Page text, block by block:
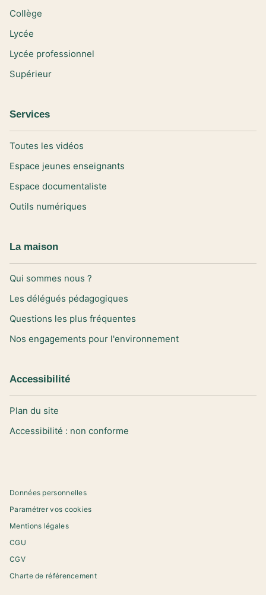
Collège
Lycée
Lycée professionnel
Supérieur
Services
Toutes les vidéos
Espace jeunes enseignants
Espace documentaliste
Outils numériques
La maison
Qui sommes nous ?
Les délégués pédagogiques
Questions les plus fréquentes
Nos engagements pour l'environnement
Accessibilité
Plan du site
Accessibilité : non conforme
Données personnelles
Paramétrer vos cookies
Mentions légales
CGU
CGV
Charte de référencement